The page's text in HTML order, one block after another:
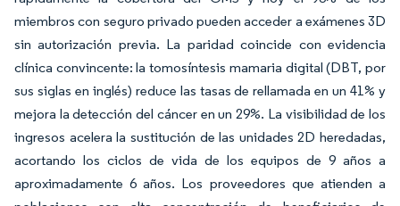
miembros con seguro privado pueden acceder a exámenes 3D
sin autorización previa. La paridad coincide con evidencia
clínica convincente: la tomosíntesis mamaria digital (DBT, por
sus siglas en inglés) reduce las tasas de rellamada en un 41% y
mejora la detección del cáncer en un 29%. La visibilidad de los
ingresos acelera la sustitución de las unidades 2D heredadas,
acortando los ciclos de vida de los equipos de 9 años a
aproximadamente 6 años. Los proveedores que atienden a